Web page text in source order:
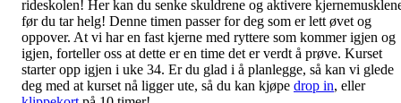
rideskolen! Her kan du senke skuldrene og aktivere
før du tar helg! Denne timen passer for deg som er lett øvet og
oppover. At vi har en fast kjerne med ryttere som kommer igjen og
igjen, forteller oss at dette er en time det er verdt å prøve. Kurset
starter opp igjen i uke 34. Er du glad i å planlegge, så kan vi glede
deg med at kurset nå ligger ute, så du kan kjøpe drop in, eller